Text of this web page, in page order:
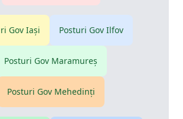
Gov Iaşi Posturi Gov Ilfov
Posturi Gov Maramureş
Posturi Gov Mehedinţi